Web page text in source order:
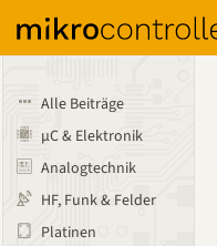
Alle Beiträge
µC & Elektronik
Analogtechnik
HF, Funk & Felder
Platinen